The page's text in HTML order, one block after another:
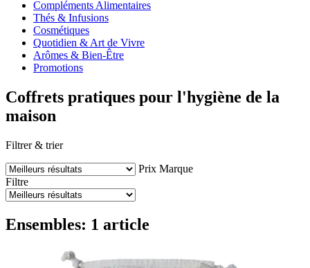
Compléments Alimentaires
Thés & Infusions
Cosmétiques
Quotidien & Art de Vivre
Arômes & Bien-Être
Promotions
Coffrets pratiques pour l'hygiène de la
maison
Filtrer & trier
Prix Marque
Filtre
Ensembles: 1 article